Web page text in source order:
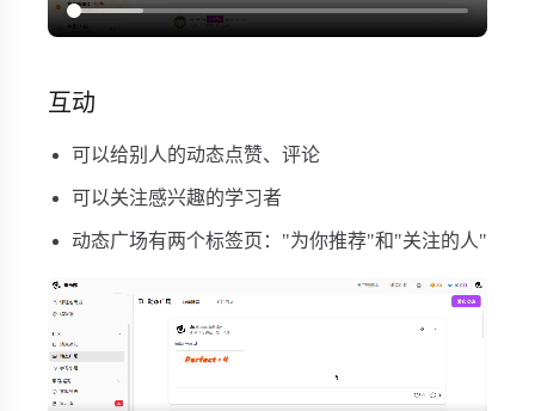
互动
可以给别人的动态点赞、评论
可以关注感兴趣的学习者
动态广场有两个标签页："为你推荐"和"关注的人"